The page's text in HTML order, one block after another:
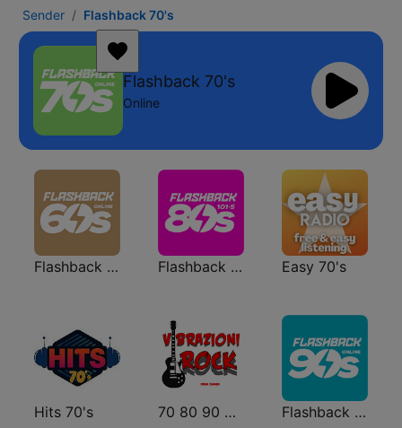
Sender Flashback 70's
Flashback 70's
Online
Flashback 60's Flashback 80's Easy 70's
Hits 70's 70 80 90 Vibrazioni Rock Radio Flashback 90's